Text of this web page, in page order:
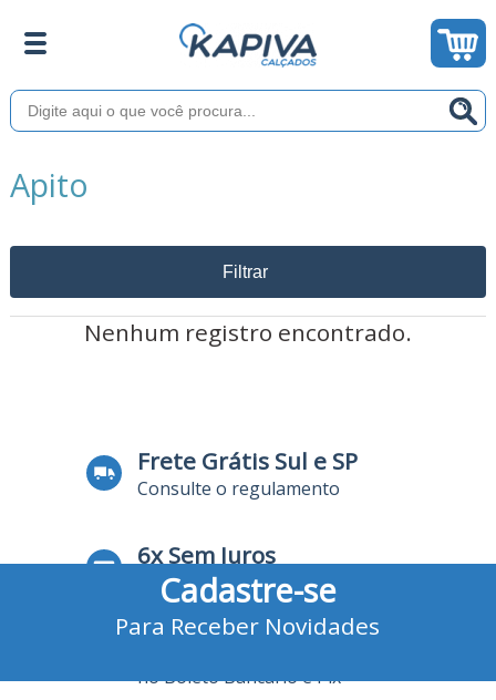
Apito
Filtrar
Nenhum registro encontrado.
Frete Grátis Sul e SP
Consulte o regulamento
6x Sem Juros
no Cartão de Crédito
no Boleto Bancário e Pix
Cadastre-se
Para Receber Novidades